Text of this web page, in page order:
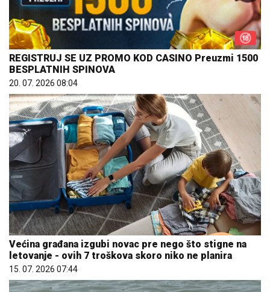
REGISTRUJ SE UZ PROMO KOD CASINO Preuzmi 1500
BESPLATNIH SPINOVA
20. 07. 2026 08:04
Većina građana izgubi novac pre nego što stigne na
letovanje - ovih 7 troškova skoro niko ne planira
15. 07. 2026 07:44